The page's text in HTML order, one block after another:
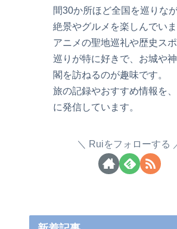
間30か所ほど全国を巡りなが
絶景やグルメを楽しんでいま
アニメの聖地巡礼や歴史ス
巡りが特に好きで、お城や
閣を訪ねるのが趣味です。
旅の記録やおすすめ情報を
に発信しています。
Ruiをフォローする